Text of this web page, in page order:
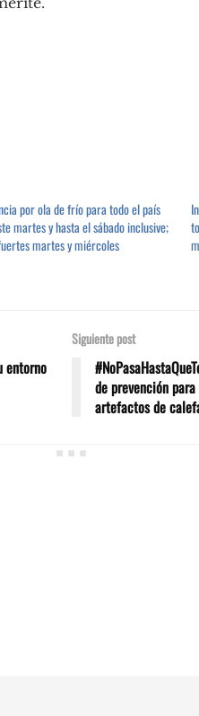
por ola de frío para todo el país
martes y hasta el sábado inclusive;
martes y miércoles
entorno
Siguiente post
de prevención
artefactos de